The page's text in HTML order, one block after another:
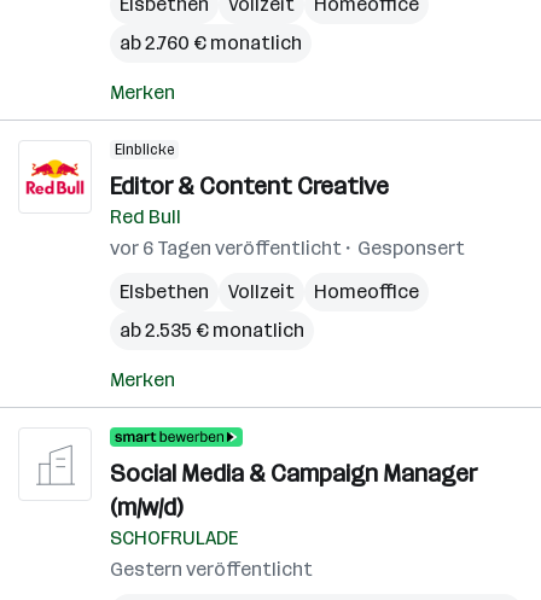
ab 2.760 € monatlich
Merken
Einblicke
Editor & Content Creative
Red Bull
vor 6 Tagen veröffentlicht
Gesponsert
Elsbethen
Vollzeit
Homeoffice
ab 2.535 € monatlich
Merken
Social Media & Campaign Manager
(m/w/d)
SCHOFRULADE
Gestern veröffentlicht